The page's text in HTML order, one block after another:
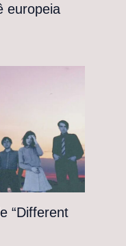
europeia
“Different